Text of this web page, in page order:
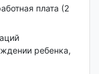
плата (2
ребенка,